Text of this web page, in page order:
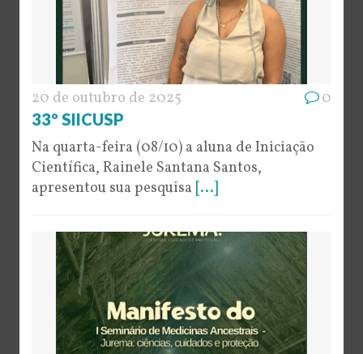
20 de outubro de 2025 0
33º SIICUSP
Na quarta-feira (08/10) a aluna de Iniciação
Científica, Rainele Santana Santos,
apresentou sua pesquisa [...]